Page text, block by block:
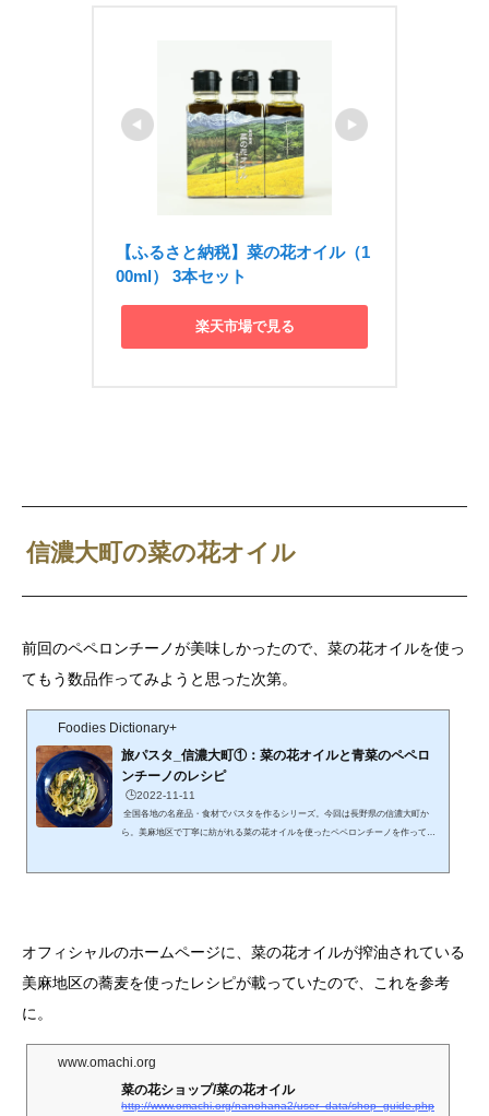
【ふるさと納税】菜の花オイル（1
00ml） 3本セット
楽天市場で見る
信濃大町の菜の花オイル
前回のペペロンチーノが美味しかったので、菜の花オイルを使っ
てもう数品作ってみようと思った次第。
Foodies Dictionary+
旅パスタ_信濃大町①：菜の花オイルと青菜のペペロ
ンチーノのレシピ
🕒️2022-11-11
全国各地の名産品・食材でパスタを作るシリーズ。今回は長野県の信濃大町か
ら。美麻地区で丁寧に紡がれる菜の花オイルを使ったペペロンチーノを作ってみ
オフィシャルのホームページに、菜の花オイルが搾油されている
美麻地区の蕎麦を使ったレシピが載っていたので、これを参考
に。
www.omachi.org
菜の花ショップ/菜の花オイル
http://www.omachi.org/nanohana2/user_data/shop_guide.php